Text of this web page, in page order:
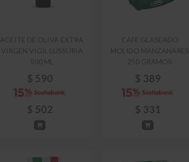
ACEITE DE OLIVA EXTRA
VIRGEN VIGIL LUSSURIA
500 ML
$ 590
$ 502
CAFE GLASEADO
MOLIDO MANZANARES
250 GRAMOS
$ 389
$ 331